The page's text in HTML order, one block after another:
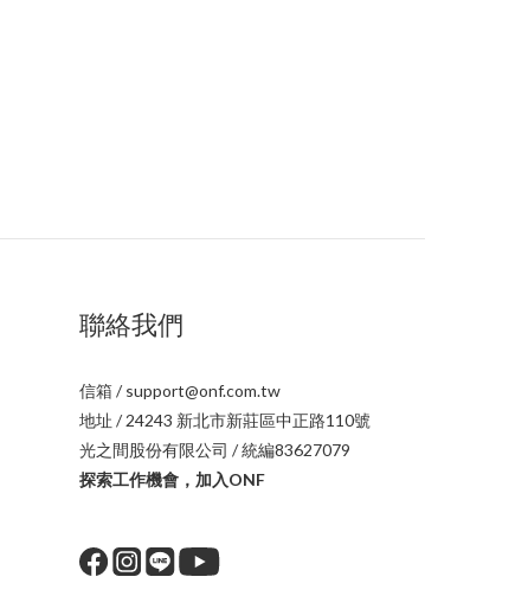
聯絡我們
信箱 / support@onf.com.tw
地址 / 24243 新北市新莊區中正路110號
光之間股份有限公司 / 統編83627079
探索工作機會，加入ONF